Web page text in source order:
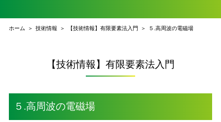
ホーム 技術情報 【技術情報】有限要素法入門 ５.高周波の電磁場
【技術情報】有限要素法入門
５.高周波の電磁場